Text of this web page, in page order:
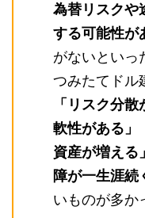
為替リスクや
する可能性が
がないといっ
つみたてドル
「リスク分
軟性がある」
資産が増える
障が一生涯続
いものが多か